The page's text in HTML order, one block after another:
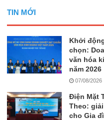
TIN MỚI
Khởi
chọn:
văn hóa
năm 2026
07/08/2026
Điện Mặt
Theo:
cho Gia